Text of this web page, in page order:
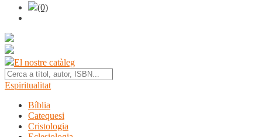
(0)
El nostre catàleg
Espiritualitat
Bíblia
Catequesi
Cristologia